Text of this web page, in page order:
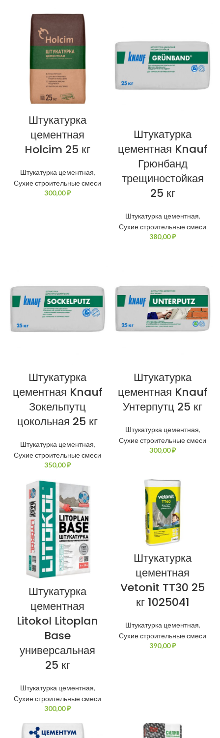
Штукатурка
цементная
Holcim 25 кг
Штукатурка цементная,
Сухие строительные смеси
₽
Штукатурка
цементная Knauf
Грюнбанд
трещиностойкая
25 кг
Штукатурка цементная,
Сухие строительные смеси
₽
Штукатурка
цементная Knauf
Зокельпутц
цокольная 25 кг
Штукатурка цементная,
Сухие строительные смеси
₽
Штукатурка
цементная Knauf
Унтерпутц 25 кг
Штукатурка цементная,
Сухие строительные смеси
₽
Штукатурка
цементная
Litokol Litoplan
Base
универсальная
25 кг
Штукатурка цементная,
Сухие строительные смеси
₽
Штукатурка
цементная
Vetonit TT30 25
кг 1025041
Штукатурка цементная,
Сухие строительные смеси
₽